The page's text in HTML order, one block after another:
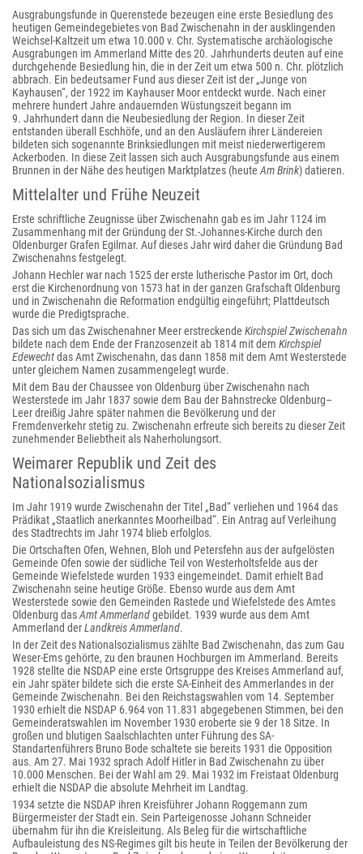
Ausgrabungsfunde in Querenstede bezeugen eine erste Besiedlung des
heutigen Gemeindegebietes von Bad Zwischenahn in der ausklingenden
Weichsel-Kaltzeit um etwa 10.000 v. Chr. Systematische archäologische
Ausgrabungen im Ammerland Mitte des 20. Jahrhunderts deuten auf eine
durchgehende Besiedlung hin, die in der Zeit um etwa 500 n. Chr. plötzlich
abbrach. Ein bedeutsamer Fund aus dieser Zeit ist der „Junge von
Kayhausen“, der 1922 im Kayhauser Moor entdeckt wurde. Nach einer
mehrere hundert Jahre andauernden Wüstungszeit begann im
9. Jahrhundert dann die Neubesiedlung der Region. In dieser Zeit
entstanden überall Eschhöfe, und an den Ausläufern ihrer Ländereien
bildeten sich sogenannte Brinksiedlungen mit meist niederwertigerem
Ackerboden. In diese Zeit lassen sich auch Ausgrabungsfunde aus einem
Brunnen in der Nähe des heutigen Marktplatzes (heute Am Brink) datieren.
Mittelalter und Frühe Neuzeit
Erste schriftliche Zeugnisse über Zwischenahn gab es im Jahr 1124 im
Zusammenhang mit der Gründung der St.-Johannes-Kirche durch den
Oldenburger Grafen Egilmar. Auf dieses Jahr wird daher die Gründung Bad
Zwischenahns festgelegt.
Johann Hechler war nach 1525 der erste lutherische Pastor im Ort, doch
erst die Kirchenordnung von 1573 hat in der ganzen Grafschaft Oldenburg
und in Zwischenahn die Reformation endgültig eingeführt; Plattdeutsch
wurde die Predigtsprache.
Das sich um das Zwischenahner Meer erstreckende Kirchspiel Zwischenahn
bildete nach dem Ende der Franzosenzeit ab 1814 mit dem Kirchspiel
Edewechtdas Amt Zwischenahn, das dann 1858 mit dem Amt Westerstede
unter gleichem Namen zusammengelegt wurde.
Mit dem Bau der Chaussee von Oldenburg über Zwischenahn nach
Westerstede im Jahr 1837 sowie dem Bau der Bahnstrecke Oldenburg–
Leer dreißig Jahre später nahmen die Bevölkerung und der
Fremdenverkehr stetig zu. Zwischenahn erfreute sich bereits zu dieser Zeit
zunehmender Beliebtheit als Naherholungsort.
Weimarer Republik und Zeit des
Nationalsozialismus
Im Jahr 1919 wurde Zwischenahn der Titel „Bad“ verliehen und 1964 das
Prädikat „Staatlich anerkanntes Moorheilbad“. Ein Antrag auf Verleihung
des Stadtrechts im Jahr 1974 blieb erfolglos.
Die Ortschaften Ofen, Wehnen, Bloh und Petersfehn aus der aufgelösten
Gemeinde Ofen sowie der südliche Teil von Westerholtsfelde aus der
Gemeinde Wiefelstede wurden 1933 eingemeindet. Damit erhielt Bad
Zwischenahn seine heutige Größe. Ebenso wurde aus dem Amt
Westerstede sowie den Gemeinden Rastede und Wiefelstede des Amtes
Oldenburg dasAmt Ammerlandgebildet. 1939 wurde aus dem Amt
Ammerland derLandkreis Ammerland.
In der Zeit des Nationalsozialismus zählte Bad Zwischenahn, das zum Gau
Weser-Ems gehörte, zu den braunen Hochburgen im Ammerland. Bereits
1928 stellte die NSDAP eine erste Ortsgruppe des Kreises Ammerland auf,
ein Jahr später bildete sich die erste SA-Einheit des Ammerlandes in der
Gemeinde Zwischenahn. Bei den Reichstagswahlen vom 14. September
1930 erhielt die NSDAP 6.964 von 11.831 abgegebenen Stimmen, bei den
Gemeinderatswahlen im November 1930 eroberte sie 9 der 18 Sitze. In
großen und blutigen Saalschlachten unter Führung des SA-
Standartenführers Bruno Bode schaltete sie bereits 1931 die Opposition
aus. Am 27. Mai 1932 sprach Adolf Hitler in Bad Zwischenahn zu über
10.000 Menschen. Bei der Wahl am 29. Mai 1932 im Freistaat Oldenburg
erhielt die NSDAP die absolute Mehrheit im Landtag.
1934 setzte die NSDAP ihren Kreisführer Johann Roggemann zum
Bürgermeister der Stadt ein. Sein Parteigenosse Johann Schneider
übernahm für ihn die Kreisleitung. Als Beleg für die wirtschaftliche
Aufbauleistung des NS-Regimes gilt bis heute in Teilen der Bevölkerung der